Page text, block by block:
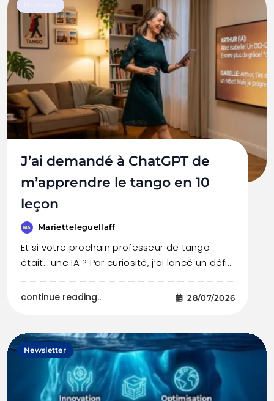
J’ai demandé à ChatGPT de
m’apprendre le tango en 10
leçon
Marietteleguellaff
Et si votre prochain professeur de tango
était… une IA ? Par curiosité, j’ai lancé un défi…
continue reading.. 28/07/2026
Newsletter